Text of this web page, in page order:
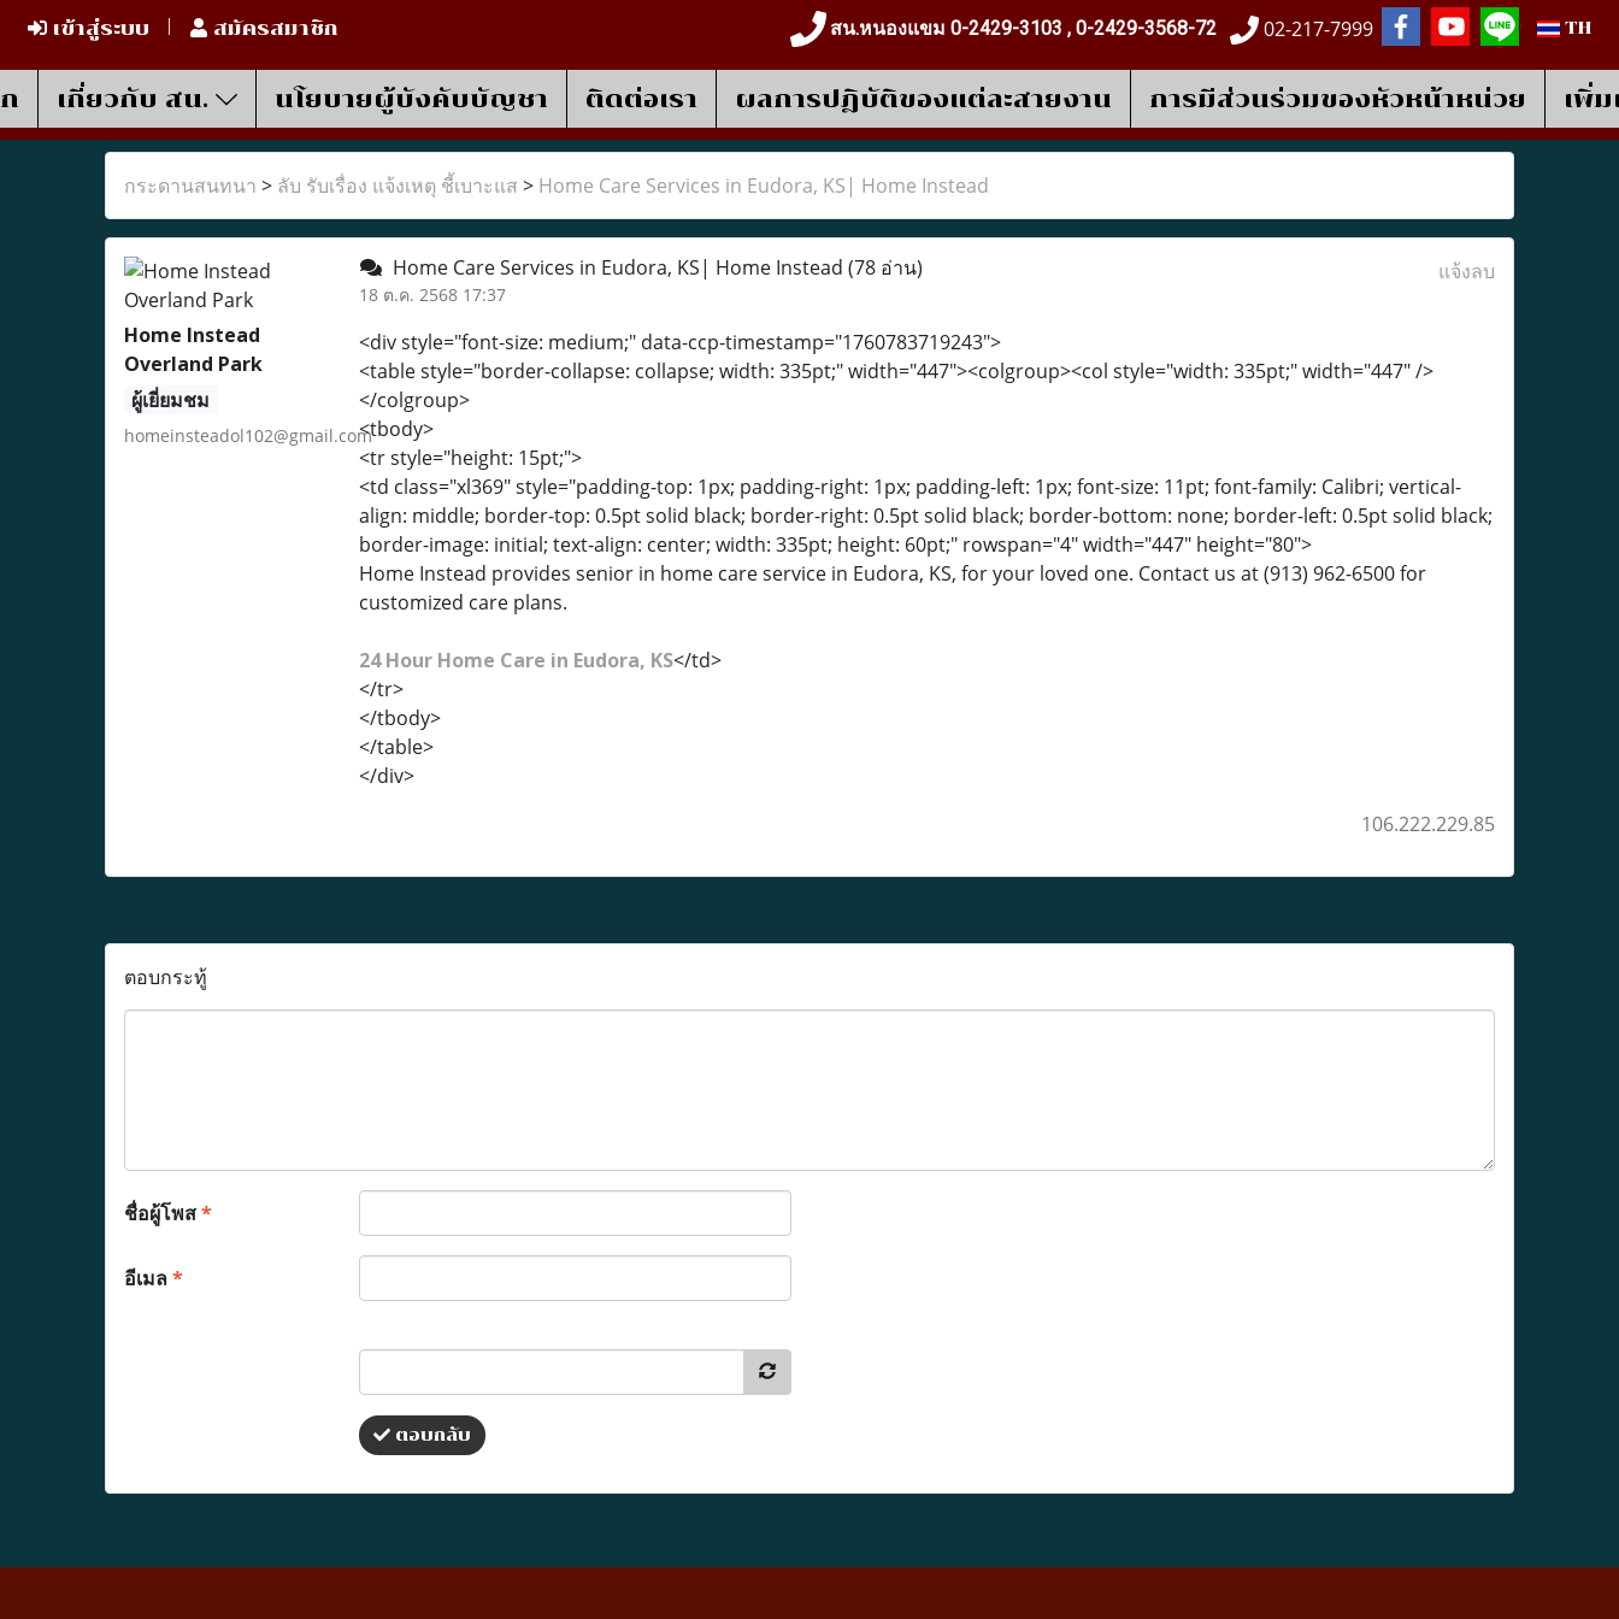
เข้าสู่ระบบ สมัครสมาชิก สน.หนองแขม 0-2429-3103 , 0-2429-3568-72 02-217-7999 TH
เกี่ยวกับ สน. นโยบายผู้บังคับบัญชา ติดต่อเรา ผลการปฎิบัติของแต่ละสายงาน การมีส่วนร่วมของหัวหน้าหน่วย เพิ่
กระดานสนทนา > ลับ รับเรื่อง แจ้งเหตุ ชี้เบาะแส > Home Care Services in Eudora, KS| Home Instead
Home Instead
Overland Park
ผู้เยี่ยมชม
homeinsteadol102@gmail.com
Home Care Services in Eudora, KS| Home Instead (78 อ่าน)
18 ต.ค. 2568 17:37
แจ้งลบ
<div style="font-size: medium;" data-ccp-timestamp="1760783719243">
<table style="border-collapse: collapse; width: 335pt;" width="447"><colgroup><col style="width: 335pt;" width="447" />
</colgroup>
<tbody>
<tr style="height: 15pt;">
<td class="xl369" style="padding-top: 1px; padding-right: 1px; padding-left: 1px; font-size: 11pt; font-family: Calibri; vertical-
align: middle; border-top: 0.5pt solid black; border-right: 0.5pt solid black; border-bottom: none; border-left: 0.5pt solid black;
border-image: initial; text-align: center; width: 335pt; height: 60pt;" rowspan="4" width="447" height="80">
Home Instead provides senior in home care service in Eudora, KS, for your loved one. Contact us at (913) 962-6500 for
customized care plans.
24 Hour Home Care in Eudora, KS</td>
</tr>
</tbody>
</table>
</div>
106.222.229.85
ตอบกระทู้
ชื่อผู้โพส*
อีเมล*
ตอบกลับ